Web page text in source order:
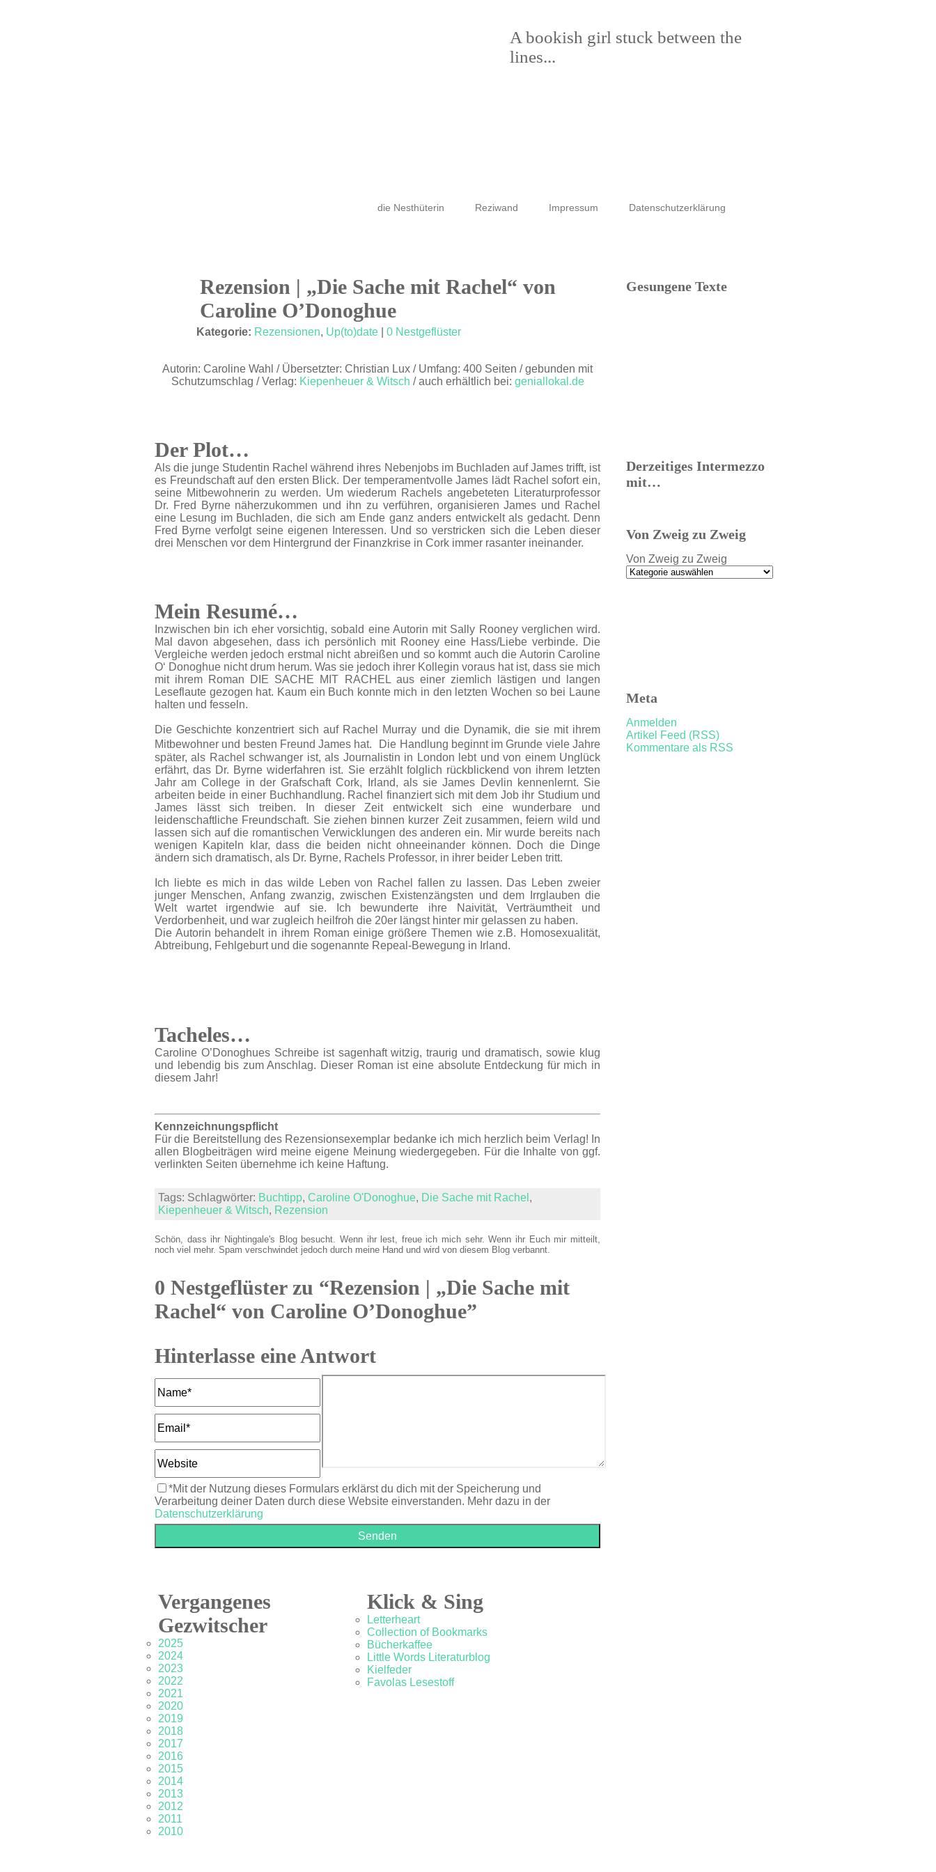
A bookish girl stuck between the
lines...
die Nesthüterin Reziwand Impressum Datenschutzerklärung
Rezension | „Die Sache mit Rachel“ von
Caroline O’Donoghue
Kategorie: Rezensionen, Up(to)date 0 Nestgeflüster
Autorin: Caroline Wahl / Übersetzter: Christian Lux / Umfang: 400 Seiten / gebunden mit
Schutzumschlag / Verlag: Kiepenheuer & Witsch / auch erhältlich bei: geniallokal.de
Der Plot…
Als die junge Studentin Rachel während ihres Nebenjobs im Buchladen auf James trifft, ist
es Freundschaft auf den ersten Blick. Der temperamentvolle James lädt Rachel sofort ein,
seine Mitbewohnerin zu werden. Um wiederum Rachels angebeteten Literaturprofessor
Dr. Fred Byrne näherzukommen und ihn zu verführen, organisieren James und Rachel
eine Lesung im Buchladen, die sich am Ende ganz anders entwickelt als gedacht. Denn
Fred Byrne verfolgt seine eigenen Interessen. Und so verstricken sich die Leben dieser
drei Menschen vor dem Hintergrund der Finanzkrise in Cork immer rasanter ineinander.
Mein Resumé…
Inzwischen bin ich eher vorsichtig, sobald eine Autorin mit Sally Rooney verglichen wird.
Mal davon abgesehen, dass ich persönlich mit Rooney eine Hass/Liebe verbinde. Die
Vergleiche werden jedoch erstmal nicht abreißen und so kommt auch die Autorin Caroline
O‘ Donoghue nicht drum herum. Was sie jedoch ihrer Kollegin voraus hat ist, dass sie mich
mit ihrem Roman DIE SACHE MIT RACHEL aus einer ziemlich lästigen und langen
Leseflaute gezogen hat. Kaum ein Buch konnte mich in den letzten Wochen so bei Laune
halten und fesseln.
Die Geschichte konzentriert sich auf Rachel Murray und die Dynamik, die sie mit ihrem
Mitbewohner und besten Freund James hat. Die Handlung beginnt im Grunde viele Jahre
später, als Rachel schwanger ist, als Journalistin in London lebt und von einem Unglück
erfährt, das Dr. Byrne widerfahren ist. Sie erzählt folglich rückblickend von ihrem letzten
Jahr am College in der Grafschaft Cork, Irland, als sie James Devlin kennenlernt. Sie
arbeiten beide in einer Buchhandlung. Rachel finanziert sich mit dem Job ihr Studium und
James lässt sich treiben. In dieser Zeit entwickelt sich eine wunderbare und
leidenschaftliche Freundschaft. Sie ziehen binnen kurzer Zeit zusammen, feiern wild und
lassen sich auf die romantischen Verwicklungen des anderen ein. Mir wurde bereits nach
wenigen Kapiteln klar, dass die beiden nicht ohneeinander können. Doch die Dinge
ändern sich dramatisch, als Dr. Byrne, Rachels Professor, in ihrer beider Leben tritt.
Ich liebte es mich in das wilde Leben von Rachel fallen zu lassen. Das Leben zweier
junger Menschen, Anfang zwanzig, zwischen Existenzängsten und dem Irrglauben die
Welt wartet irgendwie auf sie. Ich bewunderte ihre Naivität, Verträumtheit und
Verdorbenheit, und war zugleich heilfroh die 20er längst hinter mir gelassen zu haben.
Die Autorin behandelt in ihrem Roman einige größere Themen wie z.B. Homosexualität,
Abtreibung, Fehlgeburt und die sogenannte Repeal-Bewegung in Irland.
Tacheles…
Caroline O’Donoghues Schreibe ist sagenhaft witzig, traurig und dramatisch, sowie klug
und lebendig bis zum Anschlag. Dieser Roman ist eine absolute Entdeckung für mich in
diesem Jahr!
Kennzeichnungspflicht
Für die Bereitstellung des Rezensionsexemplar bedanke ich mich herzlich beim Verlag! In
allen Blogbeiträgen wird meine eigene Meinung wiedergegeben. Für die Inhalte von ggf.
verlinkten Seiten übernehme ich keine Haftung.
Tags: Schlagwörter: Buchtipp, Caroline O'Donoghue, Die Sache mit Rachel ,
Kiepenheuer & Witsch, Rezension
Schön, dass ihr Nightingale's Blog besucht. Wenn ihr lest, freue ich mich sehr. Wenn ihr Euch mir mitteilt,
noch viel mehr. Spam verschwindet jedoch durch meine Hand und wird von diesem Blog verbannt.
0 Nestgeflüster zu “Rezension | „Die Sache mit
Rachel“ von Caroline O’Donoghue”
Hinterlasse eine Antwort
*Mit der Nutzung dieses Formulars erklärst du dich mit der Speicherung und
Verarbeitung deiner Daten durch diese Website einverstanden. Mehr dazu in der
Datenschutzerklärung
Gesungene Texte
Derzeitiges Intermezzo
mit…
Von Zweig zu Zweig
Von Zweig zu Zweig
Meta
Anmelden
Artikel Feed (RSS)
Kommentare als RSS
Vergangenes
Gezwitscher
2025
2024
2023
2022
2021
2020
2019
2018
2017
2016
2015
2014
2013
2012
2011
2010
Klick & Sing
Letterheart
Collection of Bookmarks
Bücherkaffee
Little Words Literaturblog
Kielfeder
Favolas Lesestoff